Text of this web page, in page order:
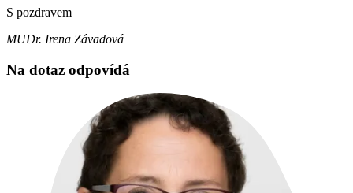
S pozdravem
MUDr. Irena Závadová
Na dotaz odpovídá